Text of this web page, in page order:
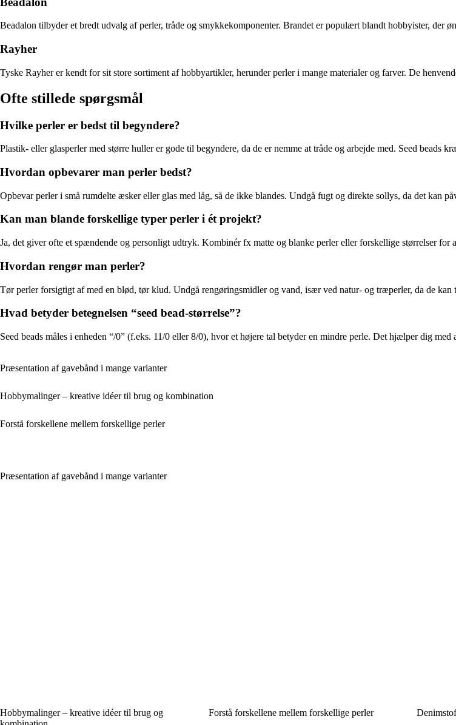
Beadalon tilbyder et bredt udvalg af perler, tråde og smykkekomponenter. Brandet er populært blandt hobbyister, der
Rayher
Tyske Rayher er kendt for sit store sortiment af hobbyartikler, herunder perler i mange materialer og farver. De
Ofte stillede spørgsmål
Hvilke perler er bedst til begyndere?
Plastik- eller glasperler med større huller er gode til begyndere, da de er nemme at tråde og arbejde med. Seed beads
Hvordan opbevarer man perler bedst?
Opbevar perler i små rumdelte æsker eller glas med låg, så de ikke blandes. Undgå fugt og direkte sollys, da det kan
Kan man blande forskellige typer perler i ét projekt?
Ja, det giver ofte et spændende og personligt udtryk. Kombinér fx matte og blanke perler eller forskellige størrelser for
Hvordan rengør man perler?
Tør perler forsigtigt af med en blød, tør klud. Undgå rengøringsmidler og vand, især ved natur- og træperler, da de kan
Hvad betyder betegnelsen “seed bead-størrelse”?
Seed beads måles i enheden “/0” (f.eks. 11/0 eller 8/0), hvor et højere tal betyder en mindre perle. Det hjælper dig
Præsentation af gavebånd i mange varianter
Hobbymalinger – kreative idéer til brug og kombination
Forstå forskellene mellem forskellige perler
Præsentation af gavebånd i mange varianter
Hobbymalinger – kreative idéer til brug og
Forstå forskellene mellem forskellige perler